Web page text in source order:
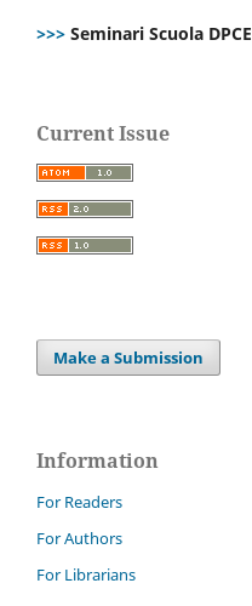
>>> Seminari Scuola DPCE
Current Issue
Make a Submission
Information
For Readers
For Authors
For Librarians